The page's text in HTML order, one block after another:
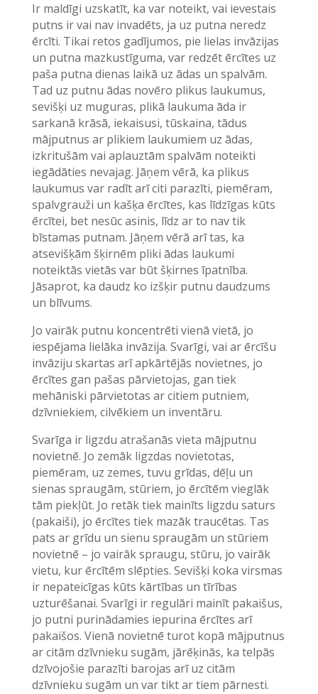
Ir maldīgi uzskatīt, ka var noteikt, vai ievestais
putns ir vai nav invadēts, ja uz putna neredz
ērcīti. Tikai retos gadījumos, pie lielas invāzijas
un putna mazkustīguma, var redzēt ērcītes uz
paša putna dienas laikā uz ādas un spalvām.
Tad uz putnu ādas novēro plikus laukumus,
sevišķi uz muguras, plikā laukuma āda ir
sarkanā krāsā, iekaisusi, tūskaina, tādus
mājputnus ar plikiem laukumiem uz ādas,
izkritušām vai aplauztām spalvām noteikti
iegādāties nevajag. Jāņem vērā, ka plikus
laukumus var radīt arī citi parazīti, piemēram,
spalvgrauži un kašķa ērcītes, kas līdzīgas kūts
ērcītei, bet nesūc asinis, līdz ar to nav tik
bīstamas putnam. Jāņem vērā arī tas, ka
atsevišķām šķirnēm pliki ādas laukumi
noteiktās vietās var būt šķirnes īpatnība.
Jāsaprot, ka daudz ko izšķir putnu daudzums
un blīvums.
Jo vairāk putnu koncentrēti vienā vietā, jo
iespējama lielāka invāzija. Svarīgi, vai ar ērcīšu
invāziju skartas arī apkārtējās novietnes, jo
ērcītes gan pašas pārvietojas, gan tiek
mehāniski pārvietotas ar citiem putniem,
dzīvniekiem, cilvēkiem un inventāru.
Svarīga ir ligzdu atrašanās vieta mājputnu
novietnē. Jo zemāk ligzdas novietotas,
piemēram, uz zemes, tuvu grīdas, dēļu un
sienas spraugām, stūriem, jo ērcītēm vieglāk
tām piekļūt. Jo retāk tiek mainīts ligzdu saturs
(pakaiši), jo ērcītes tiek mazāk traucētas. Tas
pats ar grīdu un sienu spraugām un stūriem
novietnē – jo vairāk spraugu, stūru, jo vairāk
vietu, kur ērcītēm slēpties. Sevišķi koka virsmas
ir nepateicīgas kūts kārtības un tīrības
uzturēšanai. Svarīgi ir regulāri mainīt pakaišus,
jo putni purinādamies iepurina ērcītes arī
pakaišos. Vienā novietnē turot kopā mājputnus
ar citām dzīvnieku sugām, jārēķinās, ka telpās
dzīvojošie parazīti barojas arī uz citām
dzīvnieku sugām un var tikt ar tiem pārnesti.